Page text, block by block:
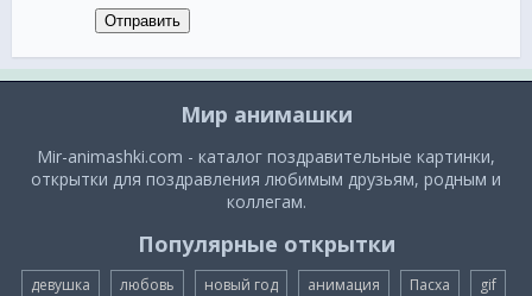
Отправить
Мир анимашки
Mir-animashki.com - каталог поздравительные картинки,
открытки для поздравления любимым друзьям, родным и
коллегам.
Популярные открытки
девушка любовь новый год анимация Пасха gif